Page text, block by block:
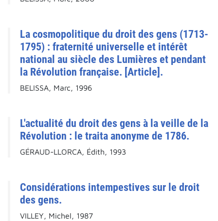
La cosmopolitique du droit des gens (1713-
1795) : fraternité universelle et intérêt
national au siècle des Lumières et pendant
la Révolution française. [Article].
BELISSA, Marc, 1996
L'actualité du droit des gens à la veille de la
Révolution : le traita anonyme de 1786.
GÉRAUD-LLORCA, Édith, 1993
Considérations intempestives sur le droit
des gens.
VILLEY, Michel, 1987